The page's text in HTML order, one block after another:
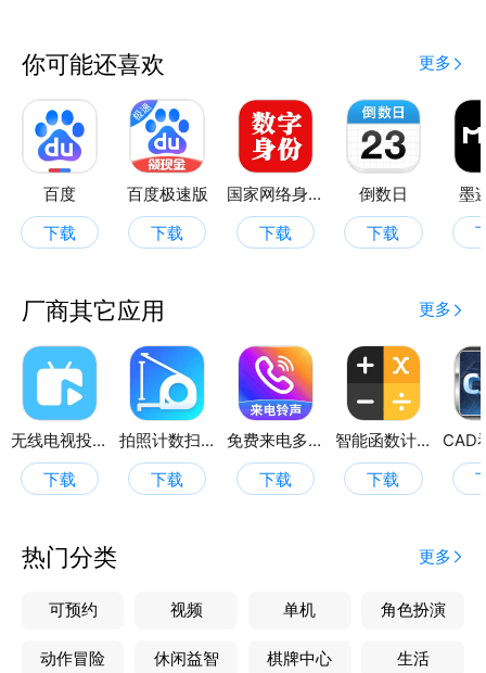
养支出等清晰记录，财务状况一手掌握。{应用名称}，
让车险管理不再繁琐，出行更安心。
你可能还喜欢 更多
百度
下载
百度极速版
下载
国家网络身份认证
下载
倒数日
下载
墨
厂商其它应用 更多
无线电视投屏
下载
拍照计数扫描王
下载
免费来电多多
下载
智能函数计算器
下载
热门分类 更多
可预约 视频 单机 角色扮演
动作冒险 休闲益智 棋牌中心 生活